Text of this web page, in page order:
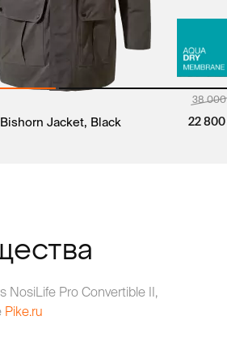
38
Jacket, Black 22 800
NosiLife Pro Convertible II,
Pike.ru